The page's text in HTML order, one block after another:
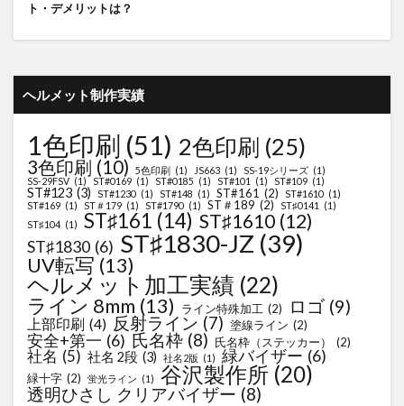
ト・デメリットは？
ヘルメット制作実績
1色印刷 (51) 2色印刷 (25)
3色印刷 (10) 5色印刷 (1) JS663 (1) SS-19シリーズ (1)
SS-29FSV (1) ST#0169 (1) ST#0185 (1) ST#101 (1) ST#109 (1)
ST#123 (3) ST#1230 (1) ST#148 (1) ST#161 (2) ST#1610 (1)
ST#169 (1) ST＃179 (1) ST#1790 (1) ST＃189 (2) ST♯0141
(1)
ST♯104 (1) ST♯161 (14) ST♯1610 (12)
ST♯1830 (6) ST♯1830-JZ (39)
UV転写 (13)
ヘルメット加工実績 (22)
ライン 8mm (13) ライン特殊加工 (2) ロゴ (9)
上部印刷 (4) 反射ライン (7) 塗線ライン (2)
安全+第一 (6) 氏名枠 (8) 氏名枠（ステッカー） (2)
社名 (5) 社名 2段 (3) 社名2版 (1) 緑バイザー (6)
緑十字 (2) 蛍光ライン (1) 谷沢製作所 (20)
透明ひさし クリアバイザー (8)